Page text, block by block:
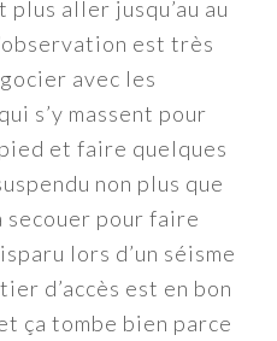
plus aller jusqu’au au
est très
avec les
s’y massent pour
et faire quelques
non plus que
secouer pour faire
lors d’un séisme
d’accès est en bon
ça tombe bien parce